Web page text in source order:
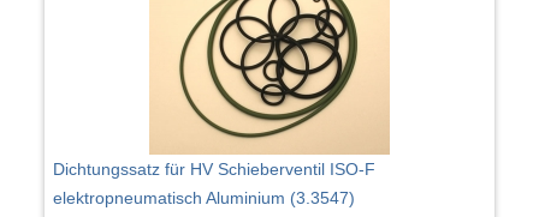
Dichtungssatz für HV Schieberventil ISO-F
elektropneumatisch Aluminium (3.3547)